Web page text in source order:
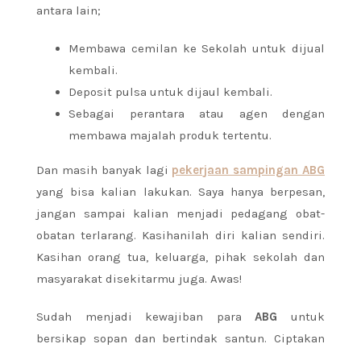
antara lain;
Membawa cemilan ke Sekolah untuk dijual
kembali.
Deposit pulsa untuk dijaul kembali.
Sebagai perantara atau agen dengan
membawa majalah produk tertentu.
Dan masih banyak lagi pekerjaan sampingan ABG
yang bisa kalian lakukan. Saya hanya berpesan,
jangan sampai kalian menjadi pedagang obat-
obatan terlarang. Kasihanilah diri kalian sendiri.
Kasihan orang tua, keluarga, pihak sekolah dan
masyarakat disekitarmu juga. Awas!
Sudah menjadi kewajiban paraABG untuk
bersikap sopan dan bertindak santun. Ciptakan